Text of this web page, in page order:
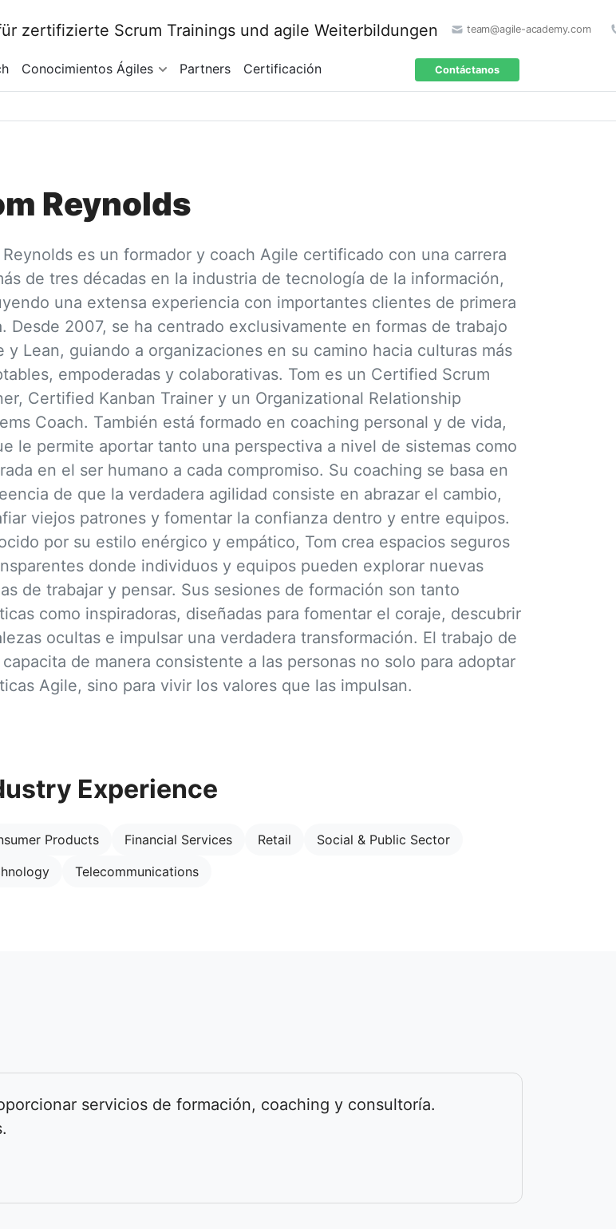
team@agile-academy.com
Conocimientos Ágiles Partners Certificación Contáctanos
Reynolds
Reynolds es un formador y coach Agile certificado con una carrera
de tres décadas en la industria de tecnología de la información,
una extensa experiencia con importantes clientes de primera
Desde 2007, se ha centrado exclusivamente en formas de trabajo
y Lean, guiando a organizaciones en su camino hacia culturas más
empoderadas y colaborativas. Tom es un Certified Scrum
Certified Kanban Trainer y un Organizational Relationship
Coach. También está formado en coaching personal y de vida,
le permite aportar tanto una perspectiva a nivel de sistemas como
en el ser humano a cada compromiso. Su coaching se basa en
de que la verdadera agilidad consiste en abrazar el cambio,
viejos patrones y fomentar la confianza dentro y entre equipos.
por su estilo enérgico y empático, Tom crea espacios seguros
donde individuos y equipos pueden explorar nuevas
de trabajar y pensar. Sus sesiones de formación son tanto
como inspiradoras, diseñadas para fomentar el coraje, descubrir
ocultas e impulsar una verdadera transformación. El trabajo de
capacita de manera consistente a las personas no solo para adoptar
Agile, sino para vivir los valores que las impulsan.
Experience
Products Financial Services Retail
Social & Public Sector
Telecommunications
servicios de formación, coaching y consultoría.